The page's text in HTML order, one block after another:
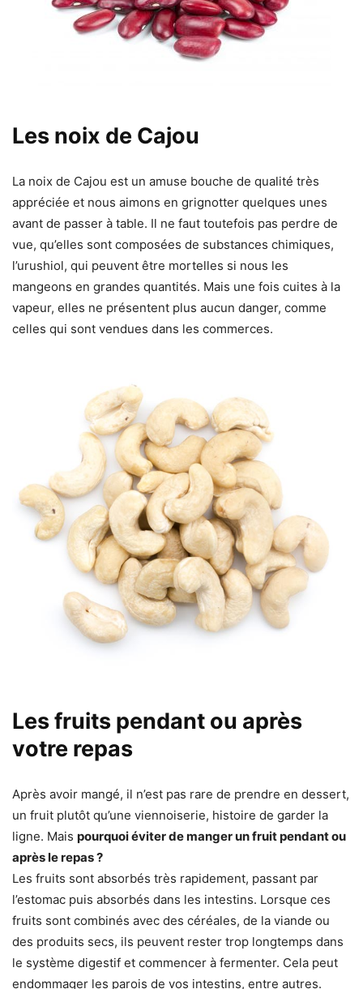
Les noix de Cajou
La noix de Cajou est un amuse bouche de qualité très
appréciée et nous aimons en grignotter quelques unes
avant de passer à table. Il ne faut toutefois pas perdre de
vue, qu’elles sont composées de substances chimiques,
l’urushiol, qui peuvent être mortelles si nous les
mangeons en grandes quantités. Mais une fois cuites à la
vapeur, elles ne présentent plus aucun danger, comme
celles qui sont vendues dans les commerces.
Les fruits pendant ou après
votre repas
Après avoir mangé, il n’est pas rare de prendre en dessert,
un fruit plutôt qu’une viennoiserie, histoire de garder la
ligne. Mais pourquoi éviter de manger un fruit pendant ou
après le repas ?
Les fruits sont absorbés très rapidement, passant par
l’estomac puis absorbés dans les intestins. Lorsque ces
fruits sont combinés avec des céréales, de la viande ou
des produits secs, ils peuvent rester trop longtemps dans
le système digestif et commencer à fermenter. Cela peut
endommager les parois de vos intestins, entre autres.